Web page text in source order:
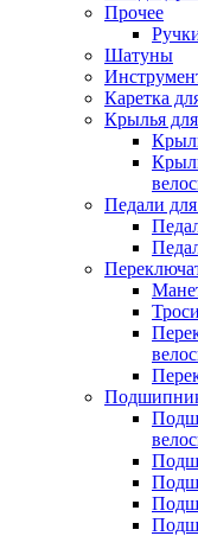
Прочее
Шатуны
Каретка
Крылья
Педали